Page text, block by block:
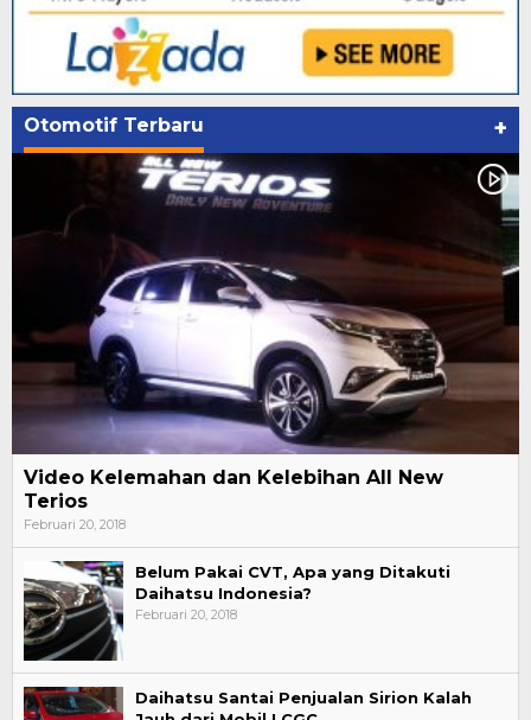
Otomotif Terbaru +
Video Kelemahan dan Kelebihan All New
Terios
Februari 20, 2018
Belum Pakai CVT, Apa yang Ditakuti
Daihatsu Indonesia?
Februari 20, 2018
Daihatsu Santai Penjualan Sirion Kalah